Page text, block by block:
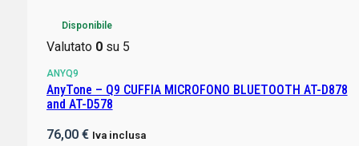
Disponibile
Valutato 0su 5
ANYQ9
AnyTone – Q9 CUFFIA MICROFONO BLUETOOTH AT-D878
and AT-D578
76,00 € Iva inclusa